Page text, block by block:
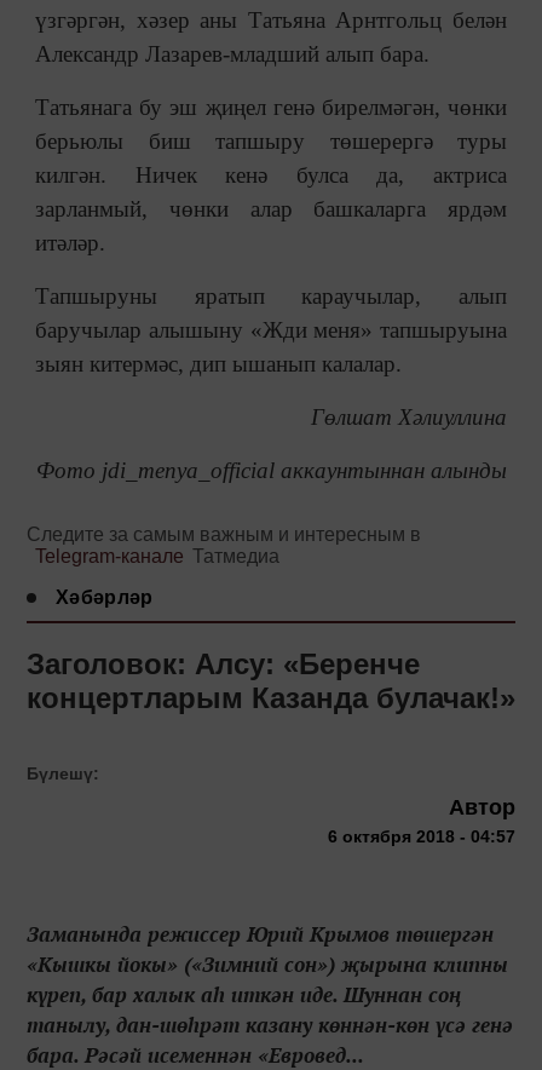
үзгәргән, хәзер аны Татьяна Арнтгольц белән
Александр Лазарев-младший алып бара.
Татьянага бу эш җиңел генә бирелмәгән, чөнки
берьюлы биш тапшыру төшерергә туры
килгән. Ничек кенә булса да, актриса
зарланмый, чөнки алар башкаларга ярдәм
итәләр.
Тапшыруны яратып караучылар, алып
баручылар алышыну «Жди меня» тапшыруына
зыян китермәс, дип ышанып калалар.
Гөлшат Хәлиуллина
Фото jdi_menya_official аккаунтыннан алынды
Следите за самым важным и интересным в
Telegram-канале Татмедиа
Хәбәрләр
Заголовок: Алсу: «Беренче
концертларым Казанда булачак!»
Бүлешү:
Автор
6 октября 2018 - 04:57
Заманында режиссер Юрий Крымов төшергән
«Кышкы йокы» («Зимний сон») җырына клипны
күреп, бар халык аһ иткән иде. Шуннан соң
танылу, дан-шөһрәт казану көннән-көн үсә генә
бара. Рәсәй исеменнән «Евровед...